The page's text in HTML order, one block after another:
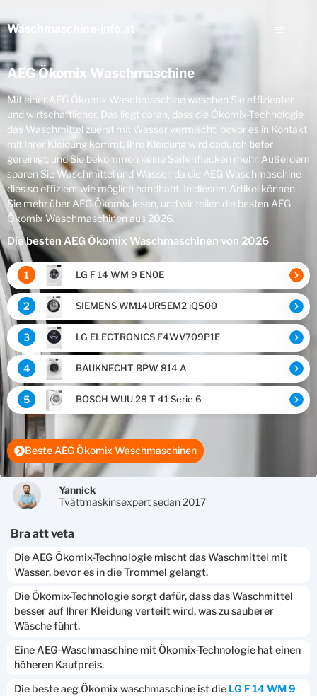
Waschmaschine
AEG Ökomix Waschmaschine
Mit einer AEG Ökomix Waschmaschine waschen Sie effizienter
und wirtschaftlicher. Das liegt daran, dass die Ökomix-Technologie
das Waschmittel zuerst mit Wasser vermischt, bevor es in Kontakt
mit Ihrer Kleidung kommt. Ihre Kleidung wird dadurch tiefer
gereinigt, und Sie bekommen keine Seifenflecken mehr. Außerdem
sparen Sie Waschmittel und Wasser, da die AEG Waschmaschine
dies so effizient wie möglich handhabt. In diesem Artikel können
Sie mehr über AEG Ökomix lesen, und wir teilen die besten AEG
Ökomix Waschmaschinen aus 2026.
Die besten AEG Ökomix Waschmaschinen von 2026
1 LG F 14 WM 9 EN0E
2 SIEMENS WM14UR5EM2 iQ500
3 LG ELECTRONICS F4WV709P1E
4 BAUKNECHT BPW 814 A
5 BOSCH WUU 28 T 41 Serie 6
Beste AEG Ökomix Waschmaschinen
Yannick
Tvättmaskinsexpert sedan 2017
bra att veta
Die AEG Ökomix-Technologie mischt das Waschmittel mit
Wasser, bevor es in die Trommel gelangt.
Die Ökomix-Technologie sorgt dafür, dass das Waschmittel
besser auf Ihrer Kleidung verteilt wird, was zu sauberer
Wäsche führt.
Eine AEG-Waschmaschine mit Ökomix-Technologie hat einen
höheren Kaufpreis.
Die beste aeg Ökomix waschmaschine ist die LG F 14 WM 9